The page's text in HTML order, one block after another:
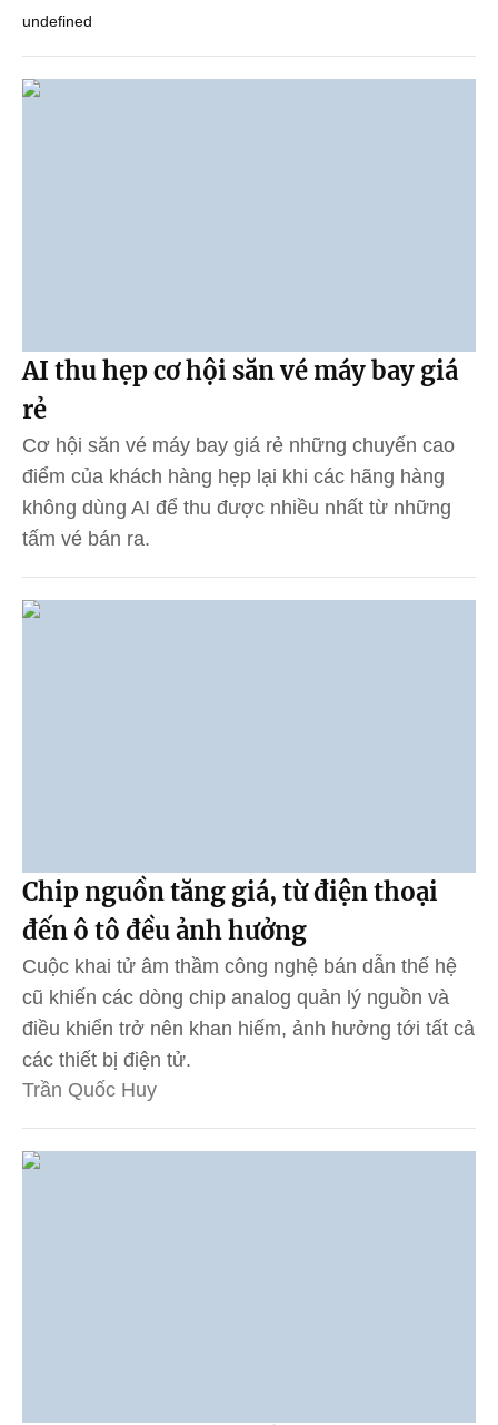
undefined
AI thu hẹp cơ hội săn vé máy bay giá
rẻ
Cơ hội săn vé máy bay giá rẻ những chuyến cao
điểm của khách hàng hẹp lại khi các hãng hàng
không dùng AI để thu được nhiều nhất từ những
tấm vé bán ra.
Chip nguồn tăng giá, từ điện thoại
đến ô tô đều ảnh hưởng
Cuộc khai tử âm thầm công nghệ bán dẫn thế hệ
cũ khiến các dòng chip analog quản lý nguồn và
điều khiển trở nên khan hiếm, ảnh hưởng tới tất cả
các thiết bị điện tử.
Trần Quốc Huy